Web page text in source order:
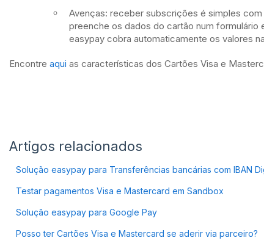
Avenças: receber subscrições é simples
preenche os dados do cartão num formulário
easypay cobra automaticamente os valores
Encontre aqui as características dos Cartões Visa e
Artigos relacionados
Solução easypay para Transferências bancárias com IBAN
Testar pagamentos Visa e Mastercard em Sandbox
Solução easypay para Google Pay
Posso ter Cartões Visa e Mastercard se aderir via parceiro?